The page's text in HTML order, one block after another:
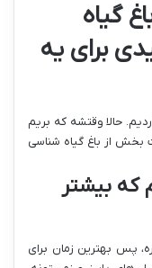
گیاه
برای یه
حالا وقتشه که بریم
بخش از باغ گیاه شناسی
که بیشتر
پس بهترین زمان برای